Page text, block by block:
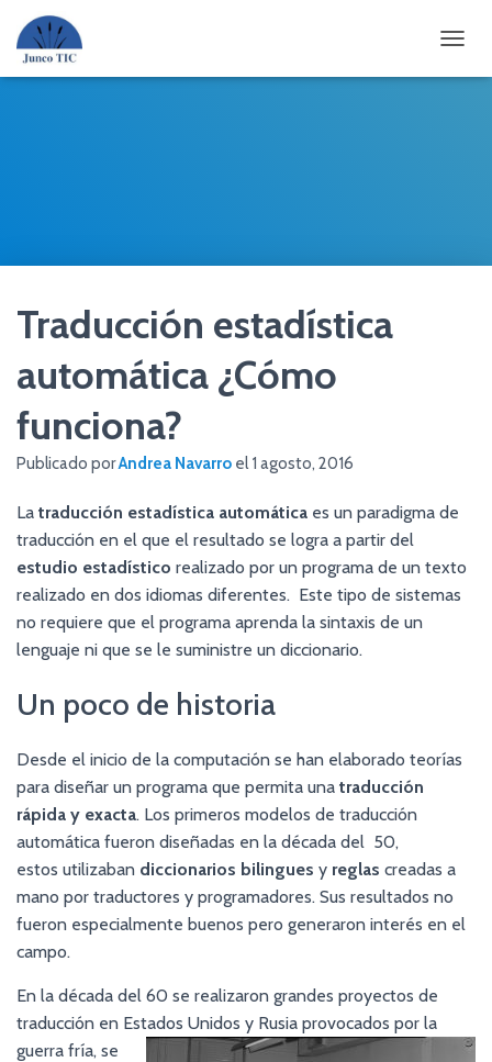
Traducción estadística
automática ¿Cómo
funciona?
Publicado porAndrea Navarro el1 agosto, 2016
La traducción estadística automática es un paradigma de
traducción en el que el resultado se logra a partir del
estudio estadístico realizado por un programa de un texto
realizado en dos idiomas diferentes. Este tipo de sistemas
no requiere que el programa aprenda la sintaxis de un
lenguaje ni que se le suministre un diccionario.
Un poco de historia
Desde el inicio de la computación se han elaborado teorías
para diseñar un programa que permita una traducción
rápida y exacta. Los primeros modelos de traducción
automática fueron diseñadas en la década del 50,
estos utilizaban diccionarios bilingues y reglas creadas a
mano por traductores y programadores. Sus resultados no
fueron especialmente buenos pero generaron interés en el
campo.
En la década del 60 se realizaron grandes proyectos de
traducción en Estados Unidos y Rusia provocados por la
guerra fría, se